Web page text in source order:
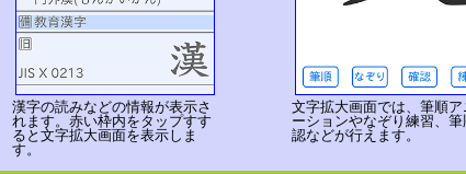
漢字の読みなどの情報が表示さ
れます。赤い枠内をタップすす
ると文字拡大画面を表示しま
す。
文字拡大画面では、筆順ア
ーションやなぞり練習、筆
認などが行えます。